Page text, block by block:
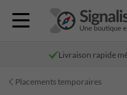
Livraison rapide
Placements temporaires